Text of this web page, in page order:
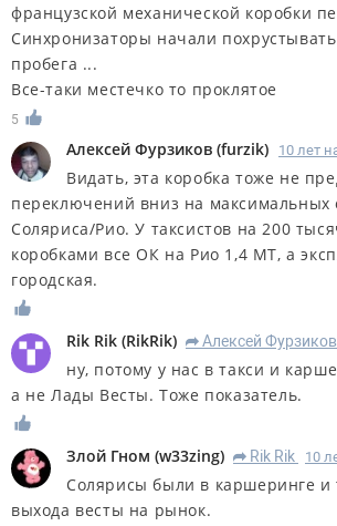
французской механической коробки
Синхронизаторы начали
пробега ...
Все-таки местечко то проклятое
5
Алексей Фурзиков (furzik) 10 лет
Видать, эта коробка тоже не
переключений вниз на максимальных
Соляриса/Рио. У таксистов на 200
коробками все ОК на Рио 1,4 МТ, а
городская.
Rik Rik (RikRik) R Алексей Фурзиков
ну, потому у нас в такси и
а не Лады Весты. Тоже показатель.
Злой Гном (w33zing) R Rik Rik 10
Солярисы были в каршеринге и
выхода весты на рынок.